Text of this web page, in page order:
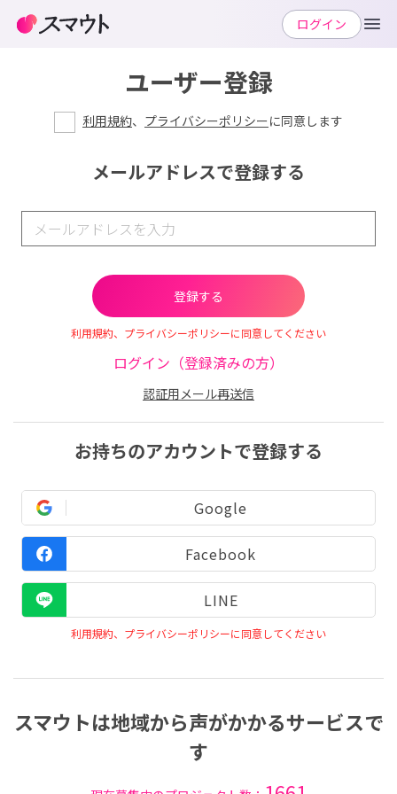
ユーザー登録
利用規約、 プライバシーポリシーに同意します
メールアドレスで登録する
利用規約、プライバシーポリシーに同意してください
ログイン（登録済みの方）
認証用メール再送信
お持ちのアカウントで登録する
Google
Facebook
LINE
利用規約、プライバシーポリシーに同意してください
スマウトは地域から声がかかるサービスで
す
ログイン